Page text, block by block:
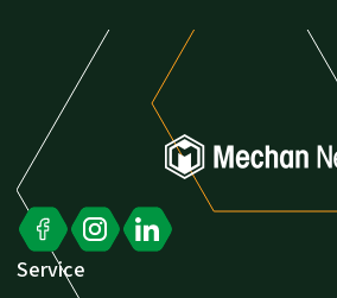
Service